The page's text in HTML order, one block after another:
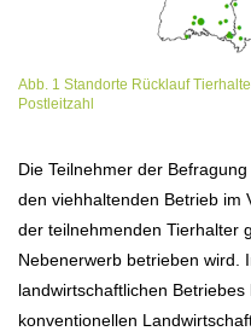
Abb. 1 Standorte Rücklauf
Postleitzahl
Die Teilnehmer der
den viehhaltenden Betrieb im
der teilnehmenden Tierhalter
Nebenerwerb betrieben wird.
landwirtschaftlichen
konventionellen